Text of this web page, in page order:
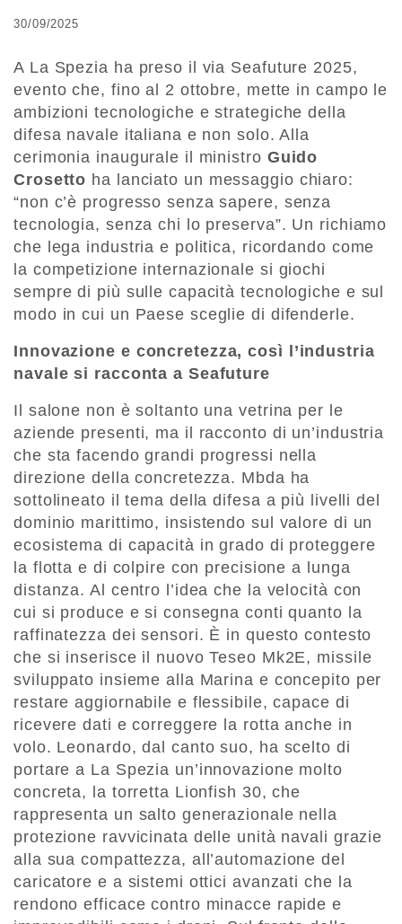
30/09/2025
A La Spezia ha preso il via Seafuture 2025,
evento che, fino al 2 ottobre, mette in campo le
ambizioni tecnologiche e strategiche della
difesa navale italiana e non solo. Alla
cerimonia inaugurale il ministro Guido
Crosetto ha lanciato un messaggio chiaro:
“non c’è progresso senza sapere, senza
tecnologia, senza chi lo preserva”. Un richiamo
che lega industria e politica, ricordando come
la competizione internazionale si giochi
sempre di più sulle capacità tecnologiche e sul
modo in cui un Paese sceglie di difenderle.
Innovazione e concretezza, così l’industria
navale si racconta a Seafuture
Il salone non è soltanto una vetrina per le
aziende presenti, ma il racconto di un’industria
che sta facendo grandi progressi nella
direzione della concretezza. Mbda ha
sottolineato il tema della difesa a più livelli del
dominio marittimo, insistendo sul valore di un
ecosistema di capacità in grado di proteggere
la flotta e di colpire con precisione a lunga
distanza. Al centro l’idea che la velocità con
cui si produce e si consegna conti quanto la
raffinatezza dei sensori. È in questo contesto
che si inserisce il nuovo Teseo Mk2E, missile
sviluppato insieme alla Marina e concepito per
restare aggiornabile e flessibile, capace di
ricevere dati e correggere la rotta anche in
volo. Leonardo, dal canto suo, ha scelto di
portare a La Spezia un’innovazione molto
concreta, la torretta Lionfish 30, che
rappresenta un salto generazionale nella
protezione ravvicinata delle unità navali grazie
alla sua compattezza, all’automazione del
caricatore e a sistemi ottici avanzati che la
rendono efficace contro minacce rapide e